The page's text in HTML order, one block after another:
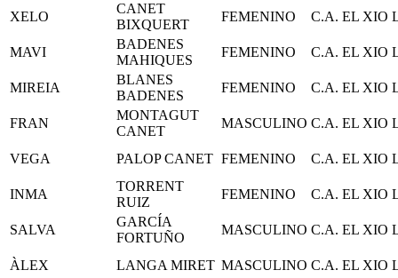
XELO
CANET
BIXQUERT
FEMENINO C.A. EL XIO
MAVI
BADENES
MAHIQUES
FEMENINO C.A. EL XIO
MIREIA
BLANES
BADENES
FEMENINO C.A. EL XIO
FRAN
MONTAGUT
CANET
MASCULINO C.A. EL XIO
VEGA PALOP CANET FEMENINO C.A. EL XIO
INMA
TORRENT
RUIZ
FEMENINO C.A. EL XIO
SALVA
GARCÍA
FORTUÑO
MASCULINO C.A. EL XIO
ÀLEX LANGA MIRET MASCULINO C.A. EL XIO